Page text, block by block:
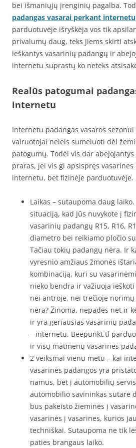
bei išmaniųjų įrenginių pagalba.
padangas vasarai perkant internetu
parduotuvėje išryškėja vos tik
privalumų daug, teks jiems skirti
ieškantys vasarinių padangų ir
internetu suprastų ko neteks
Realūs patogumai
internetu
Internetu padangas vasaros
vairuotojai neleis sumeluoti dėl
patogumų. Todėl vis dar
praras, jei vis gi apsispręs
internetu, bet fizinėje parduotuvėje.
Laikas – sutaupoma daug
situaciją, kad Jūs nuvykote į
vasarinių padangų R15, R16,
diametro bei reikiamo pločio
Tačiau tokių padangų nėra. Ir
vyresnio amžiaus žmonės
kombinaciją, kuri su
nieko bendra ir važiuoja
nei antroje, nei trečioje
nėra? Žinoma, nepadės net ir
ir yra geriausias vasarinių
– internetu, Beepunkt.tl
ir visų matmenų vasarines
2 veiksmai vienu metu – kai
vasarinės padangos yra
namus, bet į automobilių
automobilio savininkas sutarė
bus pakeisto žieminės į
vasarinės į vasarines, kurios
techniškai. Sutaupoma ne tik
paties brangaus laiko.